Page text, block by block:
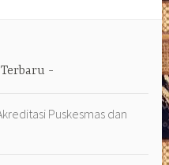
Puskesmas dan